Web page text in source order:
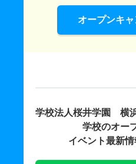
オープンキ
学校法人桜井学園 横
学校のオー
イベント最新